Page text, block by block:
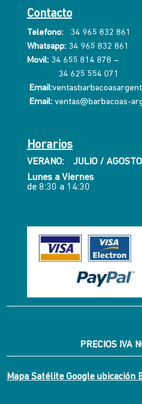
Contacto
Telefono:
34 965 832 861
Whatsapp:34 965 832 861
Movil: 34 655 814 878 –
34 625 554 071
Email:
Email: ventas@barbacoas-
Horarios
VERANO: JULIO / AGOSTO
Lunes a Viernes
de 8:30 a 14:30
PRECIOS IVA
Mapa Satélite Google ubicación